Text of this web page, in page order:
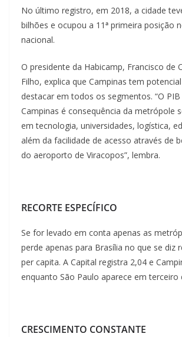
No último registro, em 2018, a cidade
bilhões e ocupou a 11ª primeira posição
nacional.
O presidente da Habicamp, Francisco de
Filho, explica que Campinas tem
destacar em todos os segmentos. “O
Campinas é consequência da metrópole
em tecnologia, universidades, logística,
além da facilidade de acesso através de
do aeroporto de Viracopos”, lembra.
RECORTE ESPECÍFICO
Se for levado em conta apenas as
perde apenas para Brasília no que se diz
per capita. A Capital registra 2,04 e
enquanto São Paulo aparece em terceiro
CRESCIMENTO CONSTANTE